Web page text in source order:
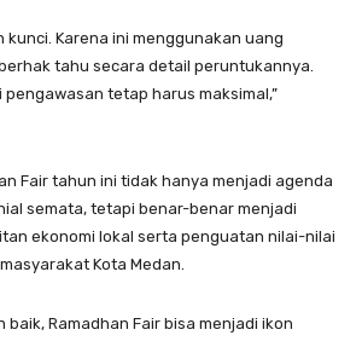
kunci. Karena ini menggunakan uang
tahu secara detail peruntukannya.
pengawasan tetap harus maksimal,”
Fair tahun ini tidak hanya menjadi agenda
semata, tetapi benar-benar menjadi
ekonomi lokal serta penguatan nilai-nilai
Kota Medan.
baik, Ramadhan Fair bisa menjadi ikon